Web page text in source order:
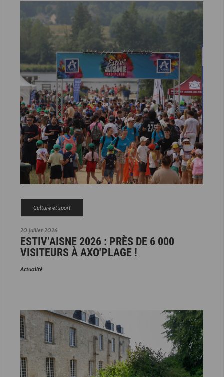
20 juillet 2026
Culture et sport
ESTIV’AISNE 2026 : PRÈS DE 6 000
VISITEURS À AXO'PLAGE !
Actualité